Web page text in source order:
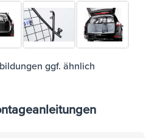
ggf. ähnlich